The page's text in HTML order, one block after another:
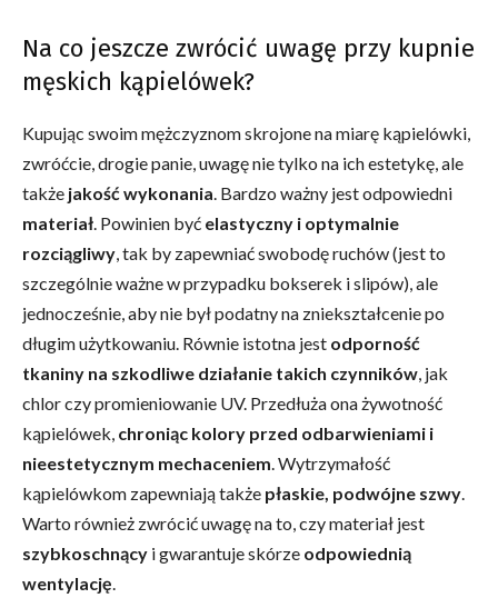
Na co jeszcze zwrócić uwagę przy kupnie
męskich kąpielówek?
Kupując swoim mężczyznom skrojone na miarę kąpielówki,
zwróćcie, drogie panie, uwagę nie tylko na ich estetykę, ale
także jakość wykonania. Bardzo ważny jest odpowiedni
materiał. Powinien być elastyczny i optymalnie
rozciągliwy, tak by zapewniać swobodę ruchów (jest to
szczególnie ważne w przypadku bokserek i slipów), ale
jednocześnie, aby nie był podatny na zniekształcenie po
długim użytkowaniu. Równie istotna jest odporność
tkaniny na szkodliwe działanie takich czynników, jak
chlor czy promieniowanie UV. Przedłuża ona żywotność
kąpielówek, chroniąc kolory przed odbarwieniami i
nieestetycznym mechaceniem. Wytrzymałość
kąpielówkom zapewniają także płaskie, podwójne szwy.
Warto również zwrócić uwagę na to, czy materiał jest
szybkoschnący i gwarantuje skórze odpowiednią
wentylację.